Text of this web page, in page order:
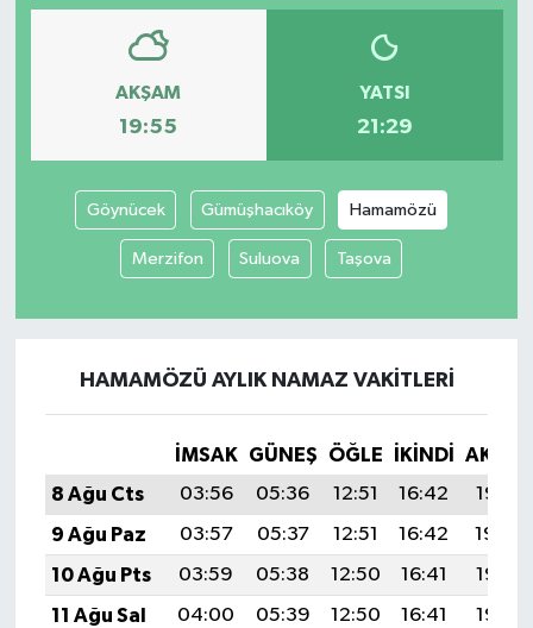
AKŞAM
19:55
YATSI
21:29
Göynücek Gümüşhacıköy Hamamözü
Merzifon Suluova Taşova
HAMAMÖZÜ AYLIK NAMAZ VAKITLERI
İMSAK GÜNEŞ ÖĞLE İKINDI
8 Ağu Cts
03:56 05:36 12:51 16:42
19:55
9 Ağu Paz
03:57 05:37 12:51 16:42
19:54
10 Ağu Pts
03:59 05:38 12:50 16:41
19:53
11 Ağu Sal
04:00 05:39 12:50 16:41
19:52
ULUSAL HABERLER